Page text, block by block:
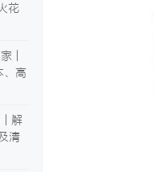
花
|
、高
| 解
清